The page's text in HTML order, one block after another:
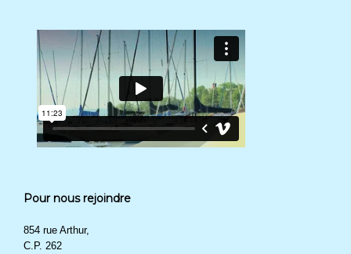
Pour nous rejoindre
854 rue Arthur,
C.P. 262